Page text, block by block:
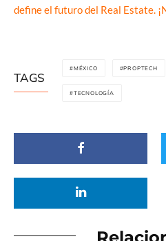
define el futuro del Real Estate.
TAGS
MÉXICO PROPTECH
TECNOLOGÍA